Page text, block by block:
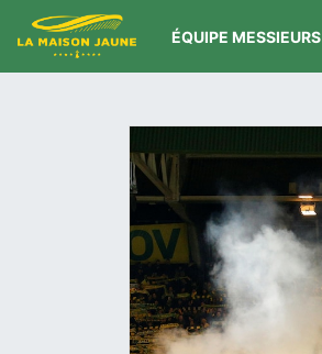
ÉQUIPE MESSIEURS